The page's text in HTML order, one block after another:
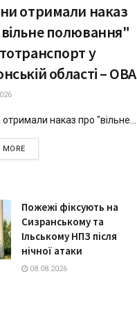
отримали наказ
полювання"
у
області – ОВА
отримали наказ про "вільне...
MOREDETAILS
Пожежі фіксують на
Сизранському та
Ільському НПЗ після
нічної атаки
08.08.2026